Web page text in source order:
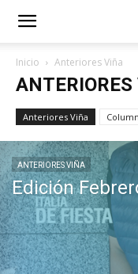
Inicio Anteriores Viña
Anteriores Viña
ANTERIORES VIÑA
Edición